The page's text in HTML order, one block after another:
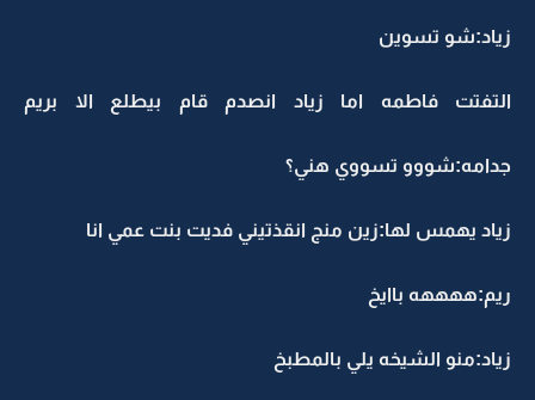
زياد:شو تسوين
التفتت فاطمه اما زياد انصدم قام بيطلع الا بريم
جدامه:شووو تسووي هني؟
زياد يهمس لها:زين منج انقذتيني فديت بنت عمي انا
ريم:ههههه باايخ
زياد:منو الشيخه يلي بالمطبخ